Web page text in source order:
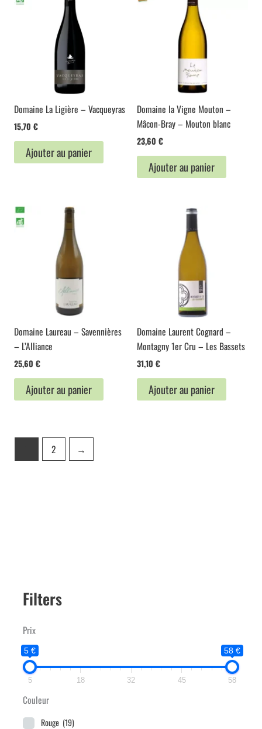
Filters
Prix
5 € 58 €
5 18 32 45 58
Couleur
Rouge (19)
Domaine La Ligière – Vacqueyras
15,70 €
Ajouter au panier
Domaine la Vigne Mouton –
Mâcon-Bray – Mouton blanc
23,60 €
Ajouter au panier
Domaine Laureau – Savennières
– L’Alliance
25,60 €
Ajouter au panier
Domaine Laurent Cognard –
Montagny 1er Cru – Les Bassets
31,10 €
Ajouter au panier
2 →